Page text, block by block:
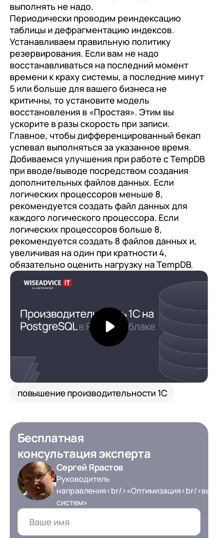
выполнять не надо.
Периодически проводим реиндексацию
таблицы и дефрагментацию индексов.
Устанавливаем правильную политику
резервирования. Если вам не надо
восстанавливаться на последний момент
времени к краху системы, а последние минут
5 или больше для вашего бизнеса не
критичны, то установите модель
восстановления в «Простая». Этим вы
ускорите в разы скорость при записи.
Главное, чтобы дифференцированный бекап
успевал выполняться за указанное время.
Добиваемся улучшения при работе с TempDB
при вводе/выводе посредством создания
дополнительных файлов данных. Если
логических процессоров меньше 8,
рекомендуется создать файл данных для
каждого логического процессора. Если
логических процессоров больше 8,
рекомендуется создать 8 файлов данных и,
увеличивая на один при кратности 4,
обязательно оценить нагрузку на TempDB.
повышение производительности 1С
Бесплатная
консультация эксперта
Сергей Ярастов
Руководитель
направления<br/>«Оптимизация<br/
систем»